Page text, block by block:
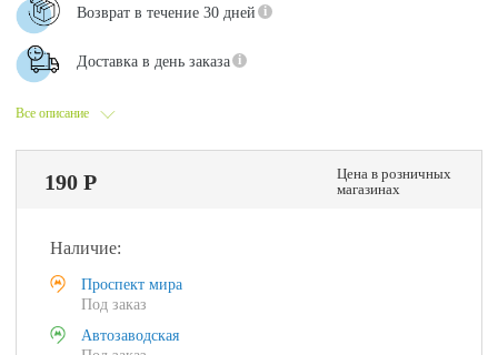
Все описание
Возврат в течение 30 дней
Доставка в день заказа
190 Р
Цена в розничных
магазинах
Наличие:
Проспект мира
Под заказ
Автозаводская